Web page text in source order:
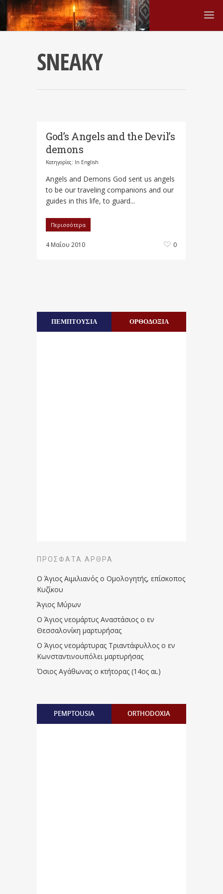
SNEAKY
God’s Angels and the Devil’s
demons
Κατηγορίες: In English
Angels and Demons God sent us angels
to be our traveling companions and our
guides in this life, to guard...
Περισσότερα
4 Μαΐου 2010 0
ΠΕΜΠΤΟΥΣΙΑ ΟΡΘΟΔΟΞΙΑ
ΠΡΌΣΦΑΤΑ ΆΡΘΡΑ
Ο Άγιος Αιμιλιανός ο Ομολογητής, επίσκοπος
Κυζίκου
Άγιος Μύρων
Ο Άγιος νεομάρτυς Αναστάσιος ο εν
Θεσσαλονίκη μαρτυρήσας
Ο Άγιος νεομάρτυρας Τριαντάφυλλος ο εν
Κωνσταντινουπόλει μαρτυρήσας
Όσιος Αγάθωνας ο κτήτορας (14ος αι.)
PEMPTOUSIA ORTHODOXIA